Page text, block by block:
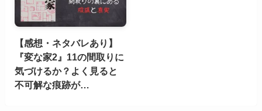
【感想・ネタバレあり】
『変な家2』11の間取りに
気づけるか？よく見ると
不可解な痕跡が…